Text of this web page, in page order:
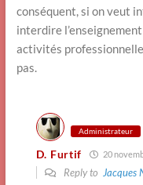
conséquent, si on veut
interdire
activités
pas.
Administrateur
D. Furtif 20
Reply to Jacques